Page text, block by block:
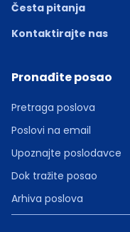
Česta pitanja
Kontaktirajte nas
Pronađite posao
Pretraga poslova
Poslovi na email
Upoznajte poslodavce
Dok tražite posao
Arhiva poslova